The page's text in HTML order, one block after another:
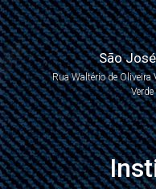
São
Rua Waltério de